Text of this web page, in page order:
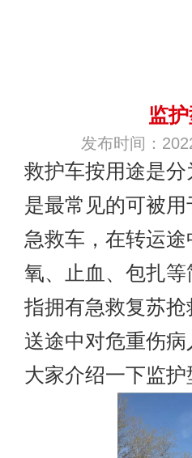
监
发布时间：
救护车按用途是
是最常见的可被
急救车，在转运
氧、止血、包扎
指拥有急救复苏
送途中对危重伤
大家介绍一下监